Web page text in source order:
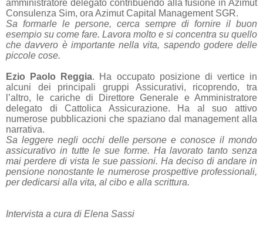
amministratore delegato contribuendo alla fusione in Azimut
Consulenza Sim, ora Azimut Capital Management SGR.
Sa formarle le persone, cerca sempre di fornire il buon
esempio su come fare. Lavora molto e si concentra su quello
che davvero è importante nella vita, sapendo godere delle
piccole cose.
Ezio Paolo Reggia. Ha occupato posizione di vertice in
alcuni dei principali gruppi Assicurativi, ricoprendo, tra
l’altro, le cariche di Direttore Generale e Amministratore
delegato di Cattolica Assicurazione. Ha al suo attivo
numerose pubblicazioni che spaziano dal management alla
narrativa.
Sa leggere negli occhi delle persone e conosce il mondo
assicurativo in tutte le sue forme. Ha lavorato tanto senza
mai perdere di vista le sue passioni. Ha deciso di andare in
pensione nonostante le numerose prospettive professionali,
per dedicarsi alla vita, al cibo e alla scrittura.
Intervista a cura di Elena Sassi